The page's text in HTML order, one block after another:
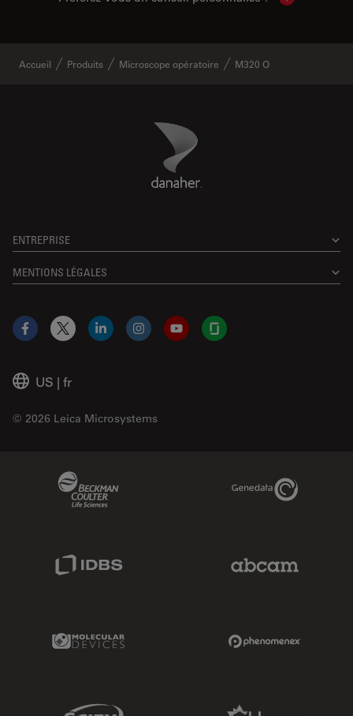
Accueil Produits Microscope opératoire M320 O
Danaher Logo
ENTREPRISE
MENTIONS LÉGALES
US | fr
© 2026 Leica Microsystems
Facebook
X LinkedInInstagramYouTubeGlassdoor
Genedata Link
Molecular Devices Link
Sciex Link